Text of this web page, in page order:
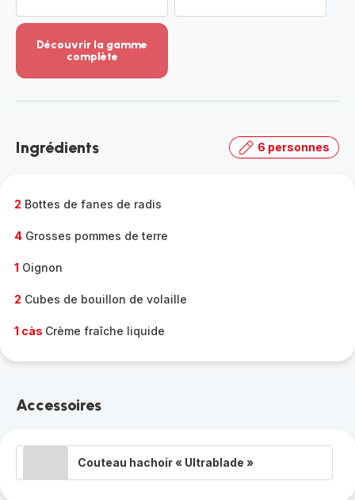
Découvrir la gamme
complète
-
gamme
Ingrédients 6 personnes
2 Bottes de fanes de radis
4 Grosses pommes de terre
1 Oignon
2 Cubes de bouillon de volaille
1 càs Crème fraîche liquide
Accessoires
Couteau hachoir « Ultrablade »